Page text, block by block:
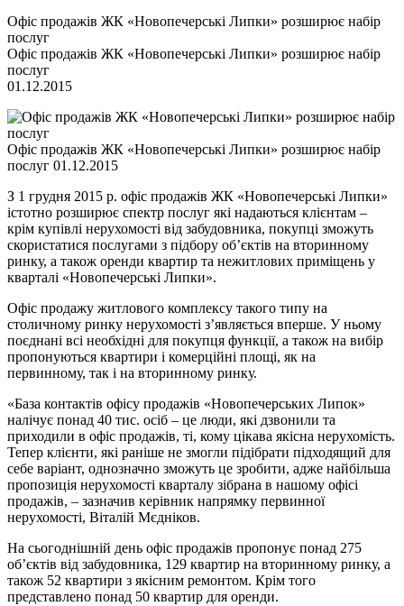
Офіс продажів ЖК «Новопечерські Липки» розширює набір
послуг
Офіс продажів ЖК «Новопечерські Липки» розширює набір
послуг
01.12.2015
Офіс продажів ЖК «Новопечерські Липки» розширює набір
послуг 01.12.2015
З 1 грудня 2015 р. офіс продажів ЖК «Новопечерські Липки»
істотно розширює спектр послуг які надаються клієнтам –
крім купівлі нерухомості від забудовника, покупці зможуть
скористатися послугами з підбору об’єктів на вторинному
ринку, а також оренди квартир та нежитлових приміщень у
кварталі «Новопечерські Липки».
Офіс продажу житлового комплексу такого типу на
столичному ринку нерухомості з’являється вперше. У ньому
поєднані всі необхідні для покупця функції, а також на вибір
пропонуються квартири і комерційні площі, як на
первинному, так і на вторинному ринку.
«База контактів офісу продажів «Новопечерських Липок»
налічує понад 40 тис. осіб – це люди, які дзвонили та
приходили в офіс продажів, ті, кому цікава якісна нерухомість.
Тепер клієнти, які раніше не змогли підібрати підходящий для
себе варіант, однозначно зможуть це зробити, адже найбільша
пропозиція нерухомості кварталу зібрана в нашому офісі
продажів, – зазначив керівник напрямку первинної
нерухомості, Віталій Мєдніков.
На сьогоднішній день офіс продажів пропонує понад 275
об’єктів від забудовника, 129 квартир на вторинному ринку, а
також 52 квартири з якісним ремонтом. Крім того
представлено понад 50 квартир для оренди.